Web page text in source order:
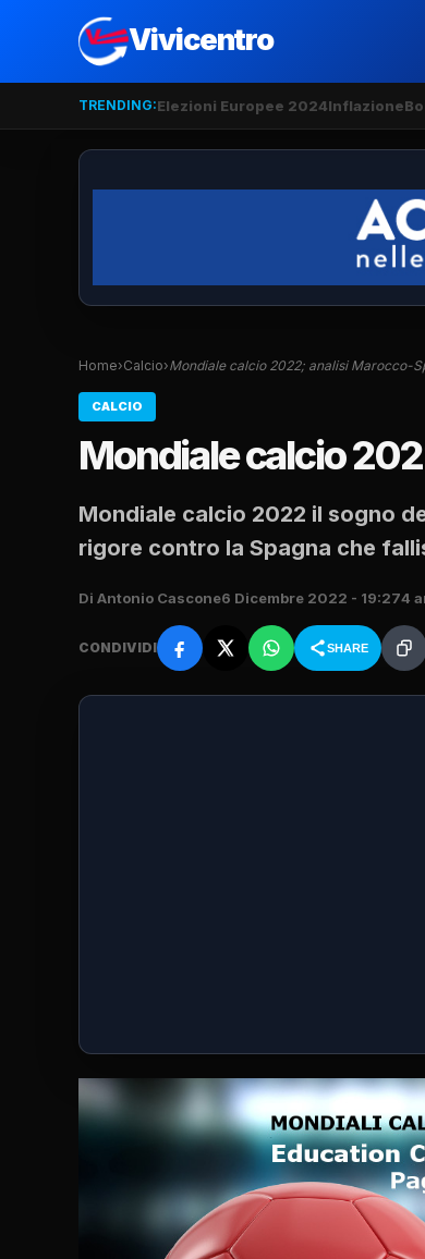
Vivicentro
TRENDING:Elezioni Europee 2024Inflazione
Home›Calcio›Mondiale calcio 2022; analisi Marocco-
CALCIO
Mondiale calcio
Mondiale calcio 2022 il sogno
rigore contro la Spagna che
Di Antonio Cascone6 Dicembre 2022 - 19:274
CONDIVIDI SHARE